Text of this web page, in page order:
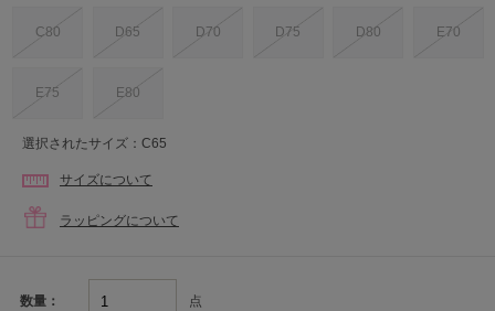
C80 D65 D70 D75 D80 E70
E75 E80
選択されたサイズ：C65
サイズについて
ラッピングについて
数量： 点